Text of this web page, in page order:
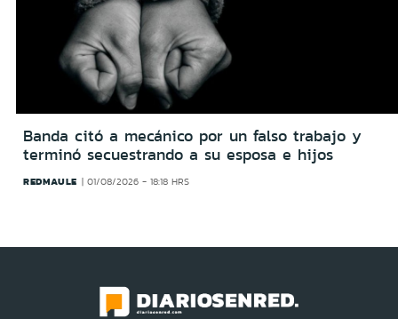
Banda citó a mecánico por un falso trabajo y
terminó secuestrando a su esposa e hijos
REDMAULE 01/08/2026 - 18:18 HRS